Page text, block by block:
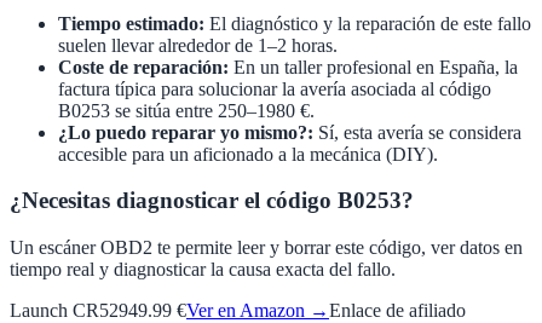
Tiempo estimado: El diagnóstico y la reparación de este fallo
suelen llevar alrededor de 1–2 horas.
Coste de reparación: En un taller profesional en España, la
factura típica para solucionar la avería asociada al código
B0253 se sitúa entre 250–1980 €.
¿Lo puedo reparar yo mismo?: Sí, esta avería se considera
accesible para un aficionado a la mecánica (DIY).
¿Necesitas diagnosticar el código B0253?
Un escáner OBD2 te permite leer y borrar este código, ver datos en
tiempo real y diagnosticar la causa exacta del fallo.
Launch CR52949.99 €Ver en Amazon →Enlace de afiliado